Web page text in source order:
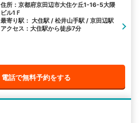
住所：京都府京田辺市大住ケ丘1-16-5大隈
ビル1Ｆ
最寄り駅： 大住駅 / 松井山手駅 / 京田辺駅
アクセス：大住駅から徒歩7分
電話で無料予約をする